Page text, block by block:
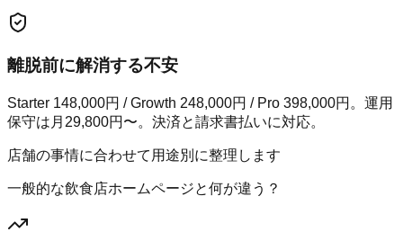
離脱前に解消する不安
Starter 148,000円 / Growth 248,000円 / Pro 398,000円。運用
保守は月29,800円〜。決済と請求書払いに対応。
店舗の事情に合わせて用途別に整理します
一般的な飲食店ホームページと何が違う？